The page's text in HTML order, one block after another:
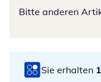
Bitte anderen
Sie erhalten